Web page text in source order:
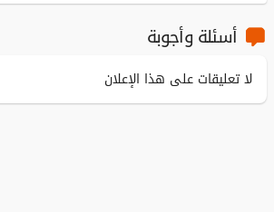
أسئلة وأجوبة
لا تعليقات على هذا الإعلان